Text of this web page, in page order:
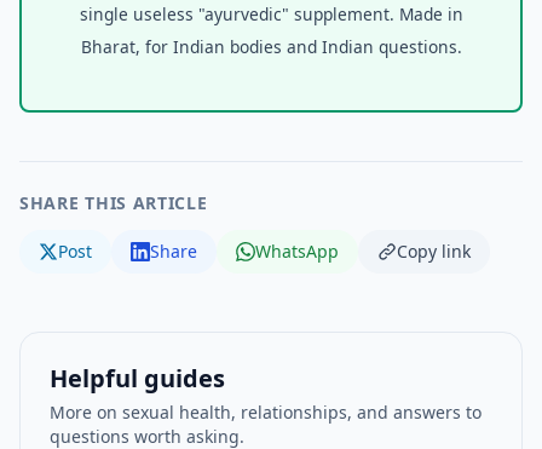
single useless "ayurvedic" supplement. Made in
Bharat, for Indian bodies and Indian questions.
SHARE THIS ARTICLE
Post Share WhatsApp Copy link
Helpful guides
More on sexual health, relationships, and answers to
questions worth asking.